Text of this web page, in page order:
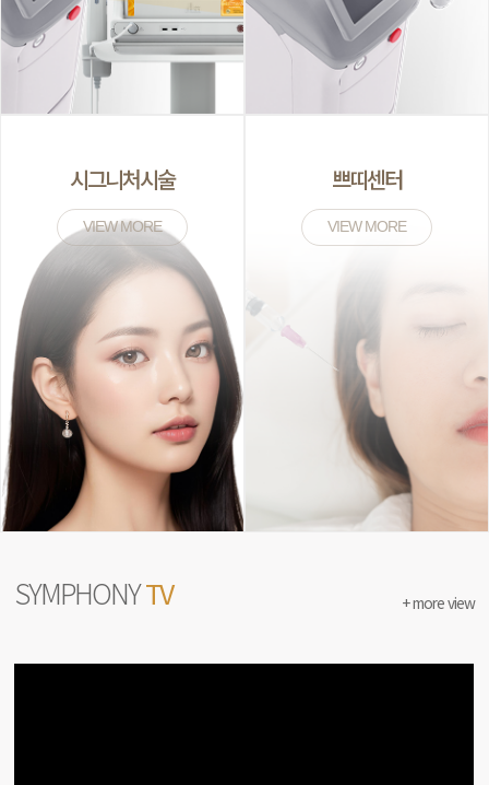
시그니처시술
VIEW MORE
쁘띠센터
VIEW MORE
SYMPHONYTV + more view